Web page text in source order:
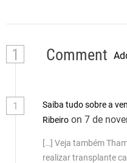
1 Comment
1
Saiba tudo sobre a
Ribeiro on 7 de
[…] Veja também
realizar transplante